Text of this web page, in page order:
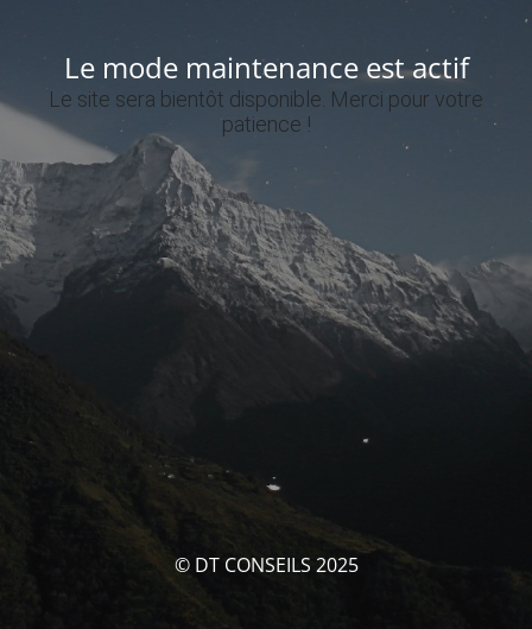
Le mode maintenance est actif
Le site sera bientôt disponible. Merci pour votre
patience !
© DT CONSEILS 2025